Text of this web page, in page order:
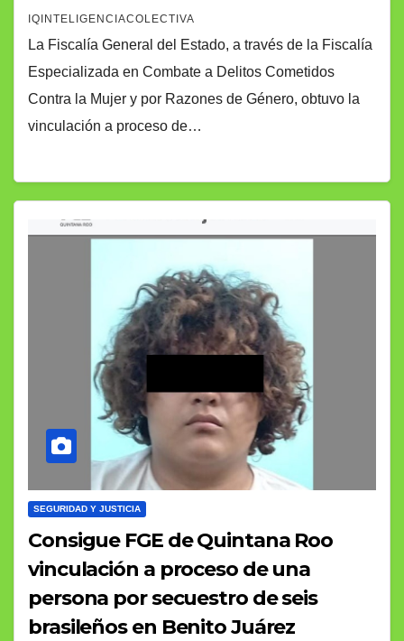
IQINTELIGENCIACOLECTIVA
La Fiscalía General del Estado, a través de la Fiscalía
Especializada en Combate a Delitos Cometidos
Contra la Mujer y por Razones de Género, obtuvo la
vinculación a proceso de…
SEGURIDAD Y JUSTICIA
Consigue FGE de Quintana Roo
vinculación a proceso de una
persona por secuestro de seis
brasileños en Benito Juárez